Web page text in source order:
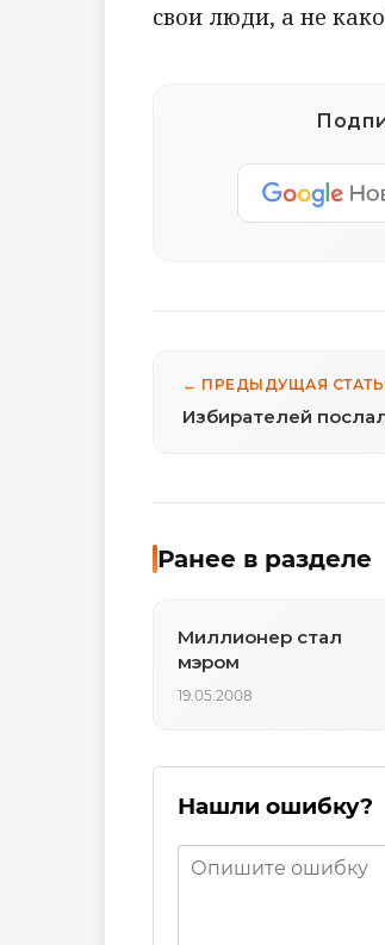
свои люди, а не
← ПРЕДЫДУЩАЯ
Избирателей
Ранее в разделе
Миллионер стал
мэром
19.05.2008
Нашли ошибку?